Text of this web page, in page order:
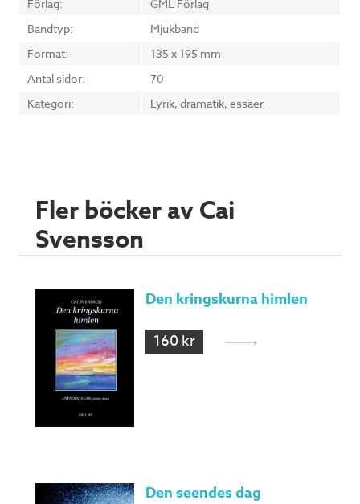
Förlag:
GML Förlag
Bandtyp:
Mjukband
Format:
135 x 195 mm
Antal sidor:
70
Kategori:
Lyrik, dramatik, essäer
Fler böcker av Cai
Svensson
Den kringskurna himlen
160 kr
Den seendes dag